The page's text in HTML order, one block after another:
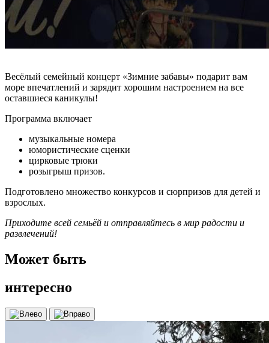
Весёлый семейный концерт «Зимние забавы» подарит вам
море впечатлений и зарядит хорошим настроением на все
оставшиеся каникулы!
Программа включает
музыкальные номера
юмористические сценки
цирковые трюки
розыгрыш призов.
Подготовлено множество конкурсов и сюрпризов для детей и
взрослых.
Приходите всей семьёй и отправляйтесь в мир радости и
развлечений!
Может быть
интересно